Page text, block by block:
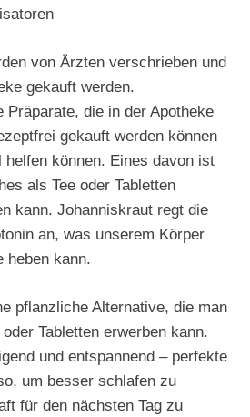
von Ärzten verschrieben und
gekauft werden.
Präparate, die in der Apotheke
gekauft werden können
helfen können. Eines davon ist
als Tee oder Tabletten
kann. Johanniskraut regt die
an, was unserem Körper
heben kann.
pflanzliche Alternative, die man
Tabletten erwerben kann.
und entspannend – perfekte
um besser schlafen zu
für den nächsten Tag zu